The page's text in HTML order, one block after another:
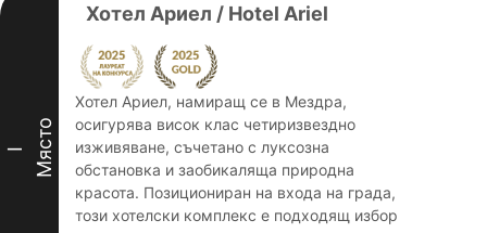
I Място
Хотел Ариел / Hotel Ariel
Хотел Ариел, намиращ се в Мездра,
осигурява висок клас четиризвездно
изживяване, съчетано с луксозна
обстановка и заобикаляща природна
красота. Позициониран на входа на града,
този хотелски комплекс е подходящ избор